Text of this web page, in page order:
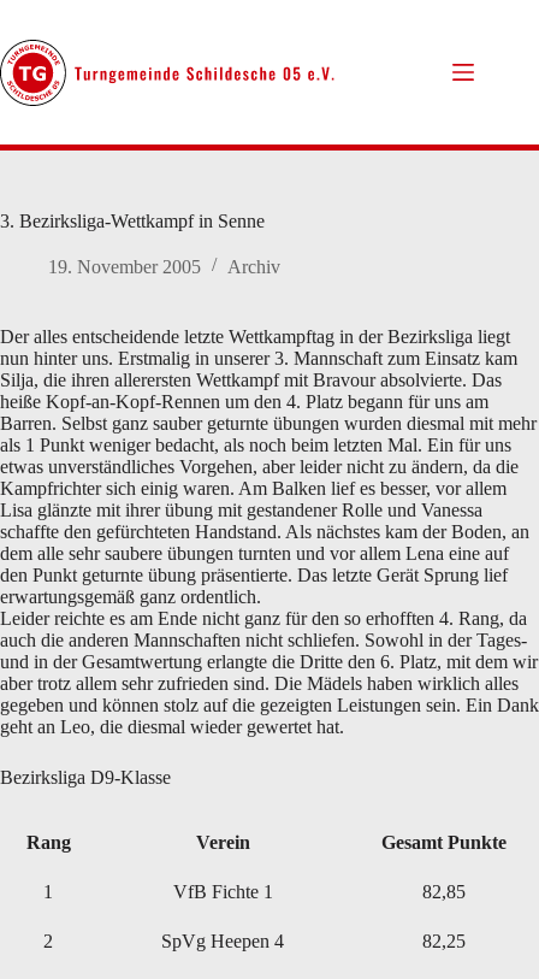
springen
3. Bezirksliga-Wettkampf in Senne
19. November 2005 Archiv
Der alles entscheidende letzte Wettkampftag in der Bezirksliga liegt
nun hinter uns. Erstmalig in unserer 3. Mannschaft zum Einsatz kam
Silja, die ihren allerersten Wettkampf mit Bravour absolvierte. Das
heiße Kopf-an-Kopf-Rennen um den 4. Platz begann für uns am
Barren. Selbst ganz sauber geturnte übungen wurden diesmal mit mehr
als 1 Punkt weniger bedacht, als noch beim letzten Mal. Ein für uns
etwas unverständliches Vorgehen, aber leider nicht zu ändern, da die
Kampfrichter sich einig waren. Am Balken lief es besser, vor allem
Lisa glänzte mit ihrer übung mit gestandener Rolle und Vanessa
schaffte den gefürchteten Handstand. Als nächstes kam der Boden, an
dem alle sehr saubere übungen turnten und vor allem Lena eine auf
den Punkt geturnte übung präsentierte. Das letzte Gerät Sprung lief
erwartungsgemäß ganz ordentlich.
Leider reichte es am Ende nicht ganz für den so erhofften 4. Rang, da
auch die anderen Mannschaften nicht schliefen. Sowohl in der Tages-
und in der Gesamtwertung erlangte die Dritte den 6. Platz, mit dem wir
aber trotz allem sehr zufrieden sind. Die Mädels haben wirklich alles
gegeben und können stolz auf die gezeigten Leistungen sein. Ein Dank
geht an Leo, die diesmal wieder gewertet hat.
Bezirksliga D9-Klasse
Rang Verein Gesamt Punkte
1 VfB Fichte 1 82,85
2 SpVg Heepen 4 82,25